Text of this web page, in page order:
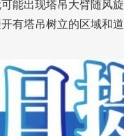
能出现塔吊大臂随风
有塔吊树立的区域和